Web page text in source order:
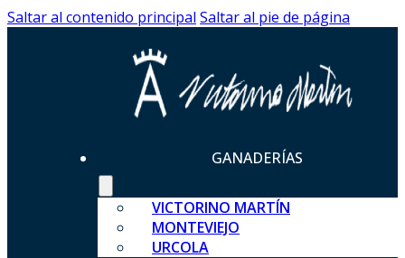
Saltar al contenido principal Saltar al pie de página
GANADERÍAS
VICTORINO MARTÍN
MONTEVIEJO
URCOLA